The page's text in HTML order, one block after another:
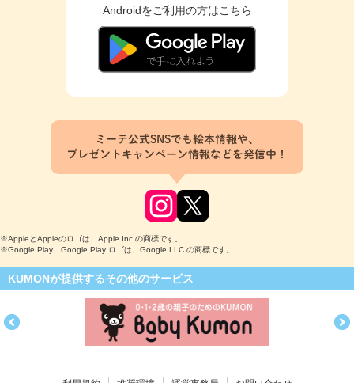
Androidをご利用の方はこちら
ミーテ公式SNSでも絵本情報や、
プレゼントキャンペーン情報などを発信中！
※AppleとAppleのロゴは、Apple Inc.の商標です。
※Google Play、Google Play ロゴは、Google LLC の商標です。
KUMONが提供するその他のサービス